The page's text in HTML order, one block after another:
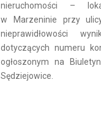
nieruchomości –
w Marzeninie przy
nieprawidłowości
dotyczących numeru
ogłoszonym na
Sędziejowice.